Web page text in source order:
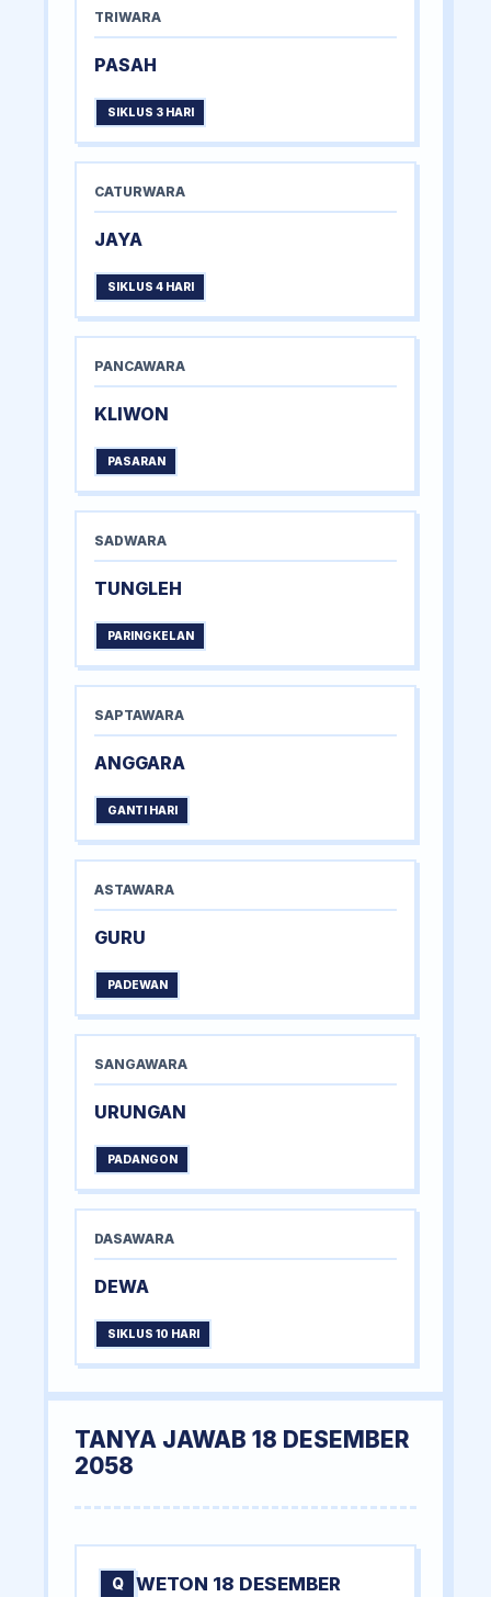
TRIWARA
PASAH
SIKLUS 3 HARI
CATURWARA
JAYA
SIKLUS 4 HARI
PANCAWARA
KLIWON
PASARAN
SADWARA
TUNGLEH
PARINGKELAN
SAPTAWARA
ANGGARA
GANTI HARI
ASTAWARA
GURU
PADEWAN
SANGAWARA
URUNGAN
PADANGON
DASAWARA
DEWA
SIKLUS 10 HARI
TANYA JAWAB 18 DESEMBER
2058
Q
WETON 18 DESEMBER